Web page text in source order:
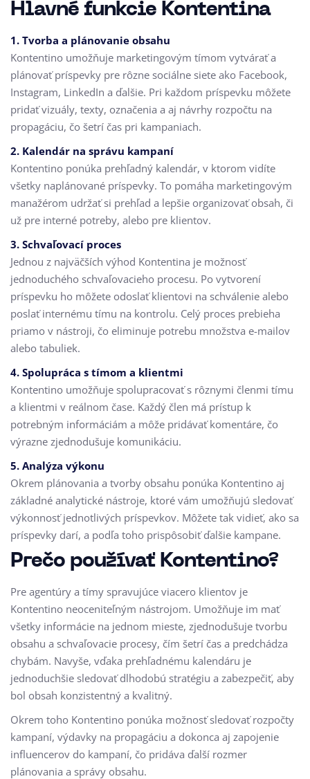
Hlavné funkcie Kontentina
1. Tvorba a plánovanie obsahu
Kontentino umožňuje marketingovým tímom vytvárať a
plánovať príspevky pre rôzne sociálne siete ako Facebook,
Instagram, LinkedIn a ďalšie. Pri každom príspevku môžete
pridať vizuály, texty, označenia a aj návrhy rozpočtu na
propagáciu, čo šetrí čas pri kampaniach.
2. Kalendár na správu kampaní
Kontentino ponúka prehľadný kalendár, v ktorom vidíte
všetky naplánované príspevky. To pomáha marketingovým
manažérom udržať si prehľad a lepšie organizovať obsah, či
už pre interné potreby, alebo pre klientov.
3. Schvaľovací proces
Jednou z najväčších výhod Kontentina je možnosť
jednoduchého schvaľovacieho procesu. Po vytvorení
príspevku ho môžete odoslať klientovi na schválenie alebo
poslať internému tímu na kontrolu. Celý proces prebieha
priamo v nástroji, čo eliminuje potrebu množstva e-mailov
alebo tabuliek.
4. Spolupráca s tímom a klientmi
Kontentino umožňuje spolupracovať s rôznymi členmi tímu
a klientmi v reálnom čase. Každý člen má prístup k
potrebným informáciám a môže pridávať komentáre, čo
výrazne zjednodušuje komunikáciu.
5. Analýza výkonu
Okrem plánovania a tvorby obsahu ponúka Kontentino aj
základné analytické nástroje, ktoré vám umožňujú sledovať
výkonnosť jednotlivých príspevkov. Môžete tak vidieť, ako sa
príspevky darí, a podľa toho prispôsobiť ďalšie kampane.
Prečo používať Kontentino?
Pre agentúry a tímy spravujúce viacero klientov je
Kontentino neoceniteľným nástrojom. Umožňuje im mať
všetky informácie na jednom mieste, zjednodušuje tvorbu
obsahu a schvaľovacie procesy, čím šetrí čas a predchádza
chybám. Navyše, vďaka prehľadnému kalendáru je
jednoduchšie sledovať dlhodobú stratégiu a zabezpečiť, aby
bol obsah konzistentný a kvalitný.
Okrem toho Kontentino ponúka možnosť sledovať rozpočty
kampaní, výdavky na propagáciu a dokonca aj zapojenie
influencerov do kampaní, čo pridáva ďalší rozmer
plánovania a správy obsahu.